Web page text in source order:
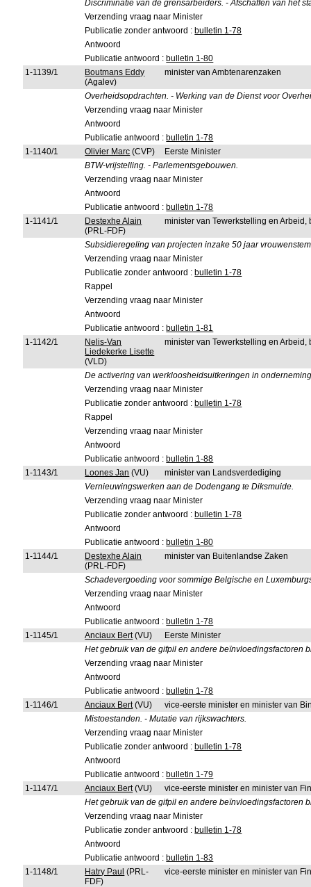
Discriminatie van de grensarbeiders. - Afschaffen van het
Verzending vraag naar Minister
Publicatie zonder antwoord : bulletin 1-78
Antwoord
Publicatie antwoord : bulletin 1-80
1-1139/1
Boutmans Eddy
(Agalev)
minister van Ambtenarenzaken
Overheidsopdrachten. - Werking van de Dienst voor
Verzending vraag naar Minister
Antwoord
Publicatie antwoord : bulletin 1-78
1-1140/1
Olivier Marc (CVP)
Eerste Minister
BTW-vrijstelling. - Parlementsgebouwen.
Verzending vraag naar Minister
Antwoord
Publicatie antwoord : bulletin 1-78
1-1141/1
Destexhe Alain
(PRL-FDF)
minister van Tewerkstelling en
Subsidieregeling van projecten inzake 50 jaar
Verzending vraag naar Minister
Publicatie zonder antwoord : bulletin 1-78
Rappel
Verzending vraag naar Minister
Antwoord
Publicatie antwoord : bulletin 1-81
1-1142/1
Nelis-Van
Liedekerke Lisette
(VLD)
minister van Tewerkstelling en
De activering van werkloosheidsuitkeringen in
Verzending vraag naar Minister
Publicatie zonder antwoord : bulletin 1-78
Rappel
Verzending vraag naar Minister
Antwoord
Publicatie antwoord : bulletin 1-88
1-1143/1
Loones Jan (VU)
minister van Landsverdediging
Vernieuwingswerken aan de Dodengang te Diksmuide.
Verzending vraag naar Minister
Publicatie zonder antwoord : bulletin 1-78
Antwoord
Publicatie antwoord : bulletin 1-80
1-1144/1
Destexhe Alain
(PRL-FDF)
minister van Buitenlandse Zaken
Schadevergoeding voor sommige Belgische en
Verzending vraag naar Minister
Antwoord
Publicatie antwoord : bulletin 1-78
1-1145/1
Anciaux Bert(VU)
Eerste Minister
Het gebruik van de gifpil en andere beïnvloedingsfactoren
Verzending vraag naar Minister
Antwoord
Publicatie antwoord : bulletin 1-78
1-1146/1
Anciaux Bert(VU)
vice-eerste minister en minister van
Mistoestanden. - Mutatie van rijkswachters.
Verzending vraag naar Minister
Publicatie zonder antwoord : bulletin 1-78
Antwoord
Publicatie antwoord : bulletin 1-79
1-1147/1
Anciaux Bert(VU)
vice-eerste minister en minister van
Het gebruik van de gifpil en andere beïnvloedingsfactoren
Verzending vraag naar Minister
Publicatie zonder antwoord : bulletin 1-78
Antwoord
Publicatie antwoord : bulletin 1-83
1-1148/1
Hatry Paul (PRL-
FDF)
vice-eerste minister en minister van